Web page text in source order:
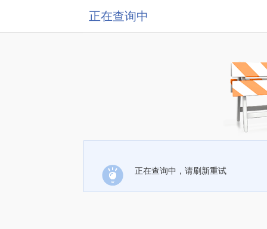
正在查询中
正在查询中，请刷新重试